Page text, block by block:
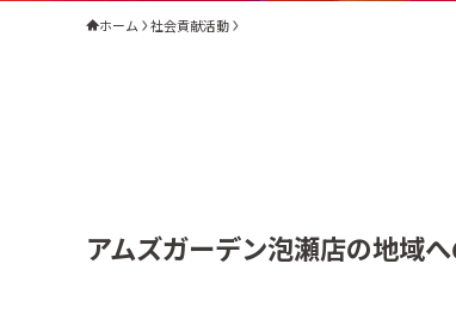
ホーム 社会貢献活動
アムズガーデン泡瀬店の地域